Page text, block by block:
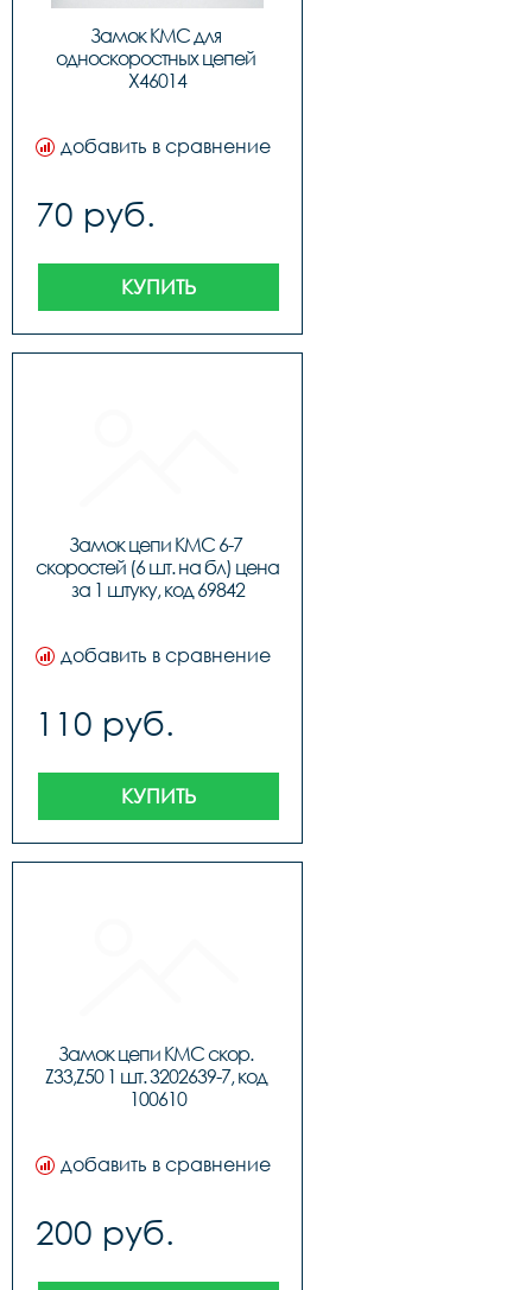
Замок KMC для
односкоростных цепей
Х46014
добавить в сравнение
70 руб.
КУПИТЬ
Замок цепи KMC 6-7
скоростей (6 шт. на бл) цена
за 1 штуку, код 69842
добавить в сравнение
110 руб.
КУПИТЬ
Замок цепи KMC скор.
Z33,Z50 1 шт. 3202639-7, код
100610
добавить в сравнение
200 руб.